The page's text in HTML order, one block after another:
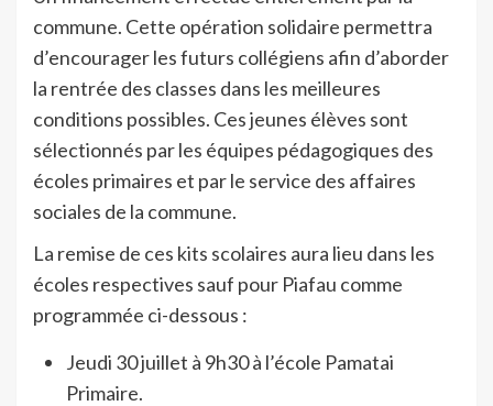
commune. Cette opération solidaire permettra
d’encourager les futurs collégiens afin d’aborder
la rentrée des classes dans les meilleures
conditions possibles. Ces jeunes élèves sont
sélectionnés par les équipes pédagogiques des
écoles primaires et par le service des affaires
sociales de la commune.
La remise de ces kits scolaires aura lieu dans les
écoles respectives sauf pour Piafau comme
programmée ci-dessous :
Jeudi 30 juillet à 9h30 à l’école Pamatai
Primaire.